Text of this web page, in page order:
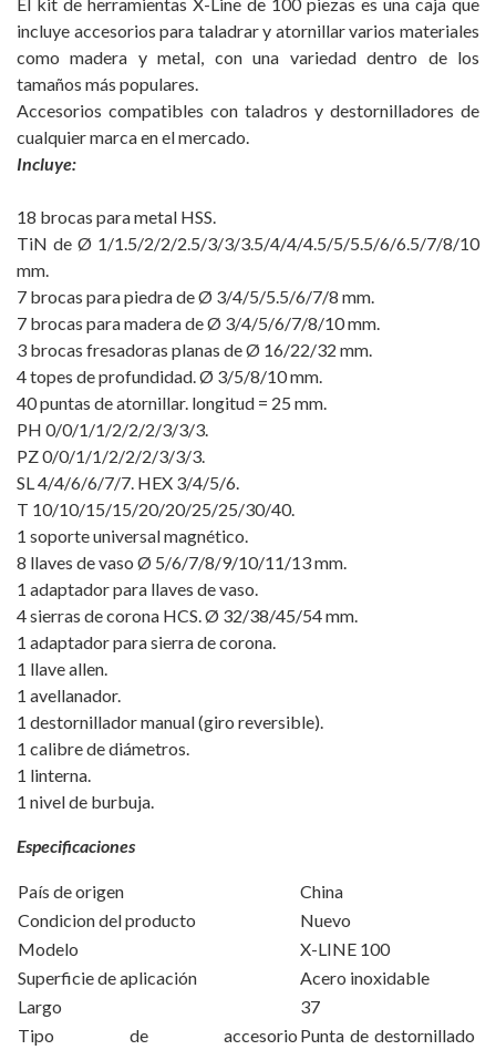
El kit de herramientas X-Line de 100 piezas es una caja que
incluye accesorios para taladrar y atornillar varios materiales
como madera y metal, con una variedad dentro de los
tamaños más populares.
Accesorios compatibles con taladros y destornilladores de
cualquier marca en el mercado.
Incluye:
18 brocas para metal HSS.
TiN de Ø 1/1.5/2/2/2.5/3/3/3.5/4/4/4.5/5/5.5/6/6.5/7/8/10
mm.
7 brocas para piedra de Ø 3/4/5/5.5/6/7/8 mm.
7 brocas para madera de Ø 3/4/5/6/7/8/10 mm.
3 brocas fresadoras planas de Ø 16/22/32 mm.
4 topes de profundidad. Ø 3/5/8/10 mm.
40 puntas de atornillar. longitud = 25 mm.
PH 0/0/1/1/2/2/2/3/3/3.
PZ 0/0/1/1/2/2/2/3/3/3.
SL 4/4/6/6/7/7. HEX 3/4/5/6.
T 10/10/15/15/20/20/25/25/30/40.
1 soporte universal magnético.
8 llaves de vaso Ø 5/6/7/8/9/10/11/13 mm.
1 adaptador para llaves de vaso.
4 sierras de corona HCS. Ø 32/38/45/54 mm.
1 adaptador para sierra de corona.
1 llave allen.
1 avellanador.
1 destornillador manual (giro reversible).
1 calibre de diámetros.
1 linterna.
1 nivel de burbuja.
Especificaciones
País de origen
China
Condicion del producto
Nuevo
Modelo
X-LINE 100
Superficie de aplicación
Acero inoxidable
Largo
37
Tipo de accesorio Punta de destornillado